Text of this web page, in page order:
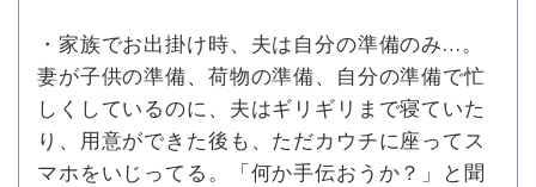
・家族でお出掛け時、夫は自分の準備のみ…。
妻が子供の準備、荷物の準備、自分の準備で忙
しくしているのに、夫はギリギリまで寝ていた
り、用意ができた後も、ただカウチに座ってス
マホをいじってる。「何か手伝おうか？」と聞